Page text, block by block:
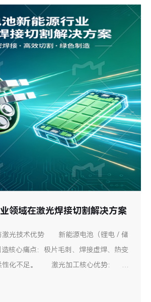
领域在激光焊接切割解决方案
激光技术优势 新能源电池（锂电 / 储
核心痛点：极片毛刺、焊接虚焊、热变
性化不足。 激光加工核心优势：